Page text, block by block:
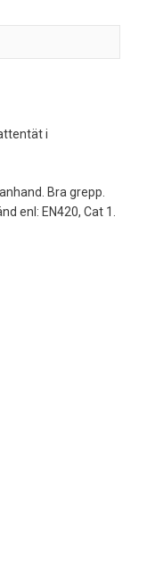
i
Bra grepp.
enl: EN420, Cat 1.